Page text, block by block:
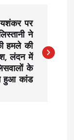
पर
ने
हमले की
लंदन में
के
हुआ कांड